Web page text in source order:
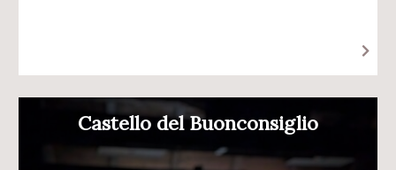
Castello del Buonconsiglio